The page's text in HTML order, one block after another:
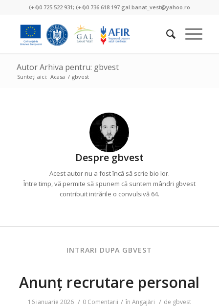
(+4)0 725 522 931; (+4)0 736 618 197 gal.banat_vest@yahoo.ro
Autor Arhiva pentru: gbvest
Sunteți aici: Acasa / gbvest
Despre gbvest
Acest autor nu a fost încă să scrie bio lor.
Între timp, vă permite să spunem că suntem mândri gbvest
contribuit intrările o convulsivă 64.
INTRARI DUPA GBVEST
Anunț recrutare personal
16 ianuarie 2026 / 0 Comentarii / în Angajări / de gbvest